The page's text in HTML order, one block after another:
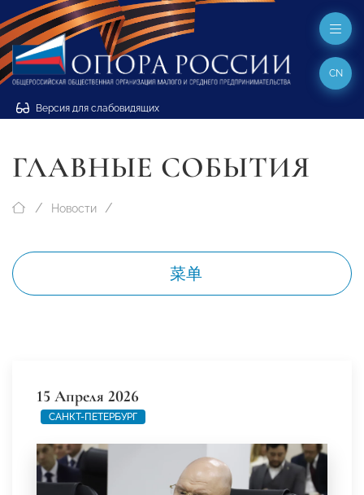
Версия для слабовидящих
CN
ГЛАВНЫЕ СОБЫТИЯ
Новости
菜单
15 Апреля 2026
САНКТ-ПЕТЕРБУРГ